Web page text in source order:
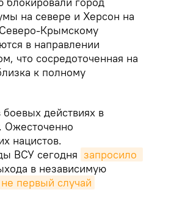
на севере и Херсон на
Крымскому
в направлении
что сосредоточенная на
к полному
действиях в
Ожесточенно
нацистов.
ВСУ сегодня
в независимую
не первый случай